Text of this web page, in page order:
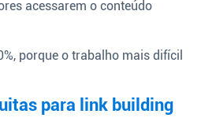
acessarem o conteúdo
porque o trabalho mais difícil
para link building